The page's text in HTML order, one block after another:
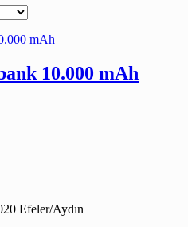
10.000 mAh
Efeler/Aydın